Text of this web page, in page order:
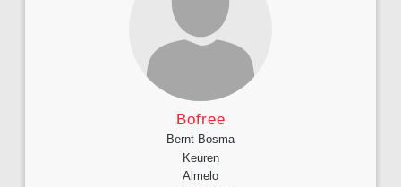
Bofree
Bernt Bosma
Keuren
Almelo